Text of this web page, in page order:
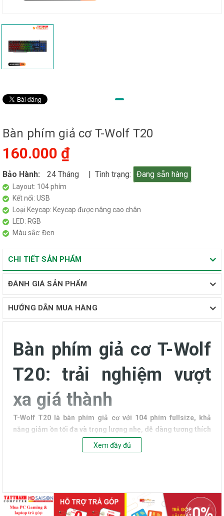
Bàn phím giả cơ T-Wolf T20
160.000 ₫
Bảo Hành: 24 Tháng | Tình trạng: Đang sẵn hàng
Layout: 104 phím
Kết nối: USB
Loại Keycap: Keycap được nâng cao chân
LED: RGB
Màu sắc: Đen
CHI TIẾT SẢN PHẨM
ĐÁNH GIÁ SẢN PHẨM
HƯỚNG DẪN MUA HÀNG
Bàn phím giả cơ T-Wolf
T20: trải nghiệm vượt
xa giá thành
T-Wolf T20 là bàn phím giả cơ với 104 phím fullsize, khả
năng giảm ồn tối đa và trọng lượng nhẹ, dễ dàng tương thích
với PC, laptop. Đây là một lựa chọn lý tưởng dành cho mọi
Hành trình phím giảm
Xem đầy đủ